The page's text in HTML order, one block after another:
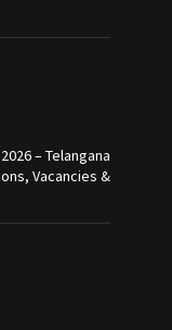
– Telangana
Vacancies &